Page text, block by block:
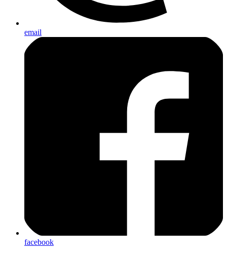
email
facebook